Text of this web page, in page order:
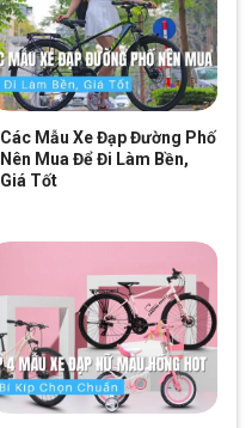
Các Mẫu Xe Đạp Đường Phố
Nên Mua Để Đi Làm Bền,
Giá Tốt